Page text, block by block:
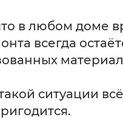
в любом доме
всегда
ситуации